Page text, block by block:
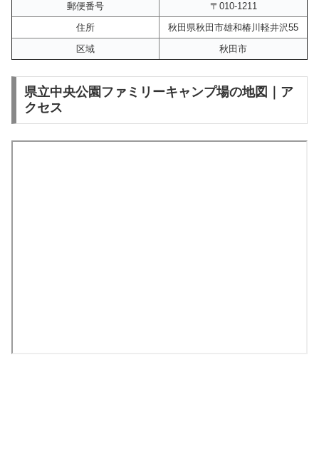
郵便番号
〒010-1211
住所
秋田県秋田市雄和椿川軽井沢55
区域
秋田市
県立中央公園ファミリーキャンプ場の地図｜ア
クセス